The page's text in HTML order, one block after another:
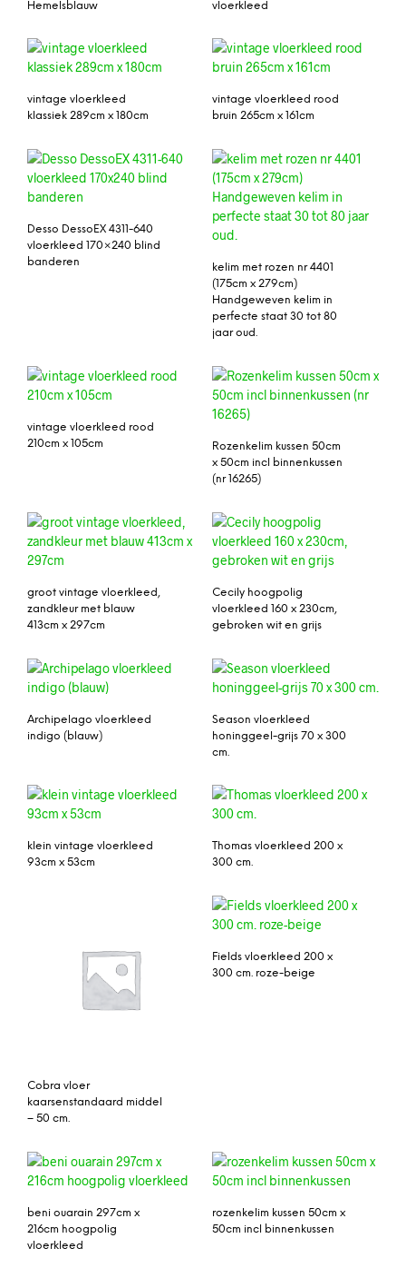
Hemelsblauw vloerkleed
vintage vloerkleed
klassiek 289cm x 180cm
vintage vloerkleed rood
bruin 265cm x 161cm
Desso DessoEX 4311-640
vloerkleed 170×240 blind
banderen
kelim met rozen nr 4401
(175cm x 279cm)
Handgeweven kelim in
perfecte staat 30 tot 80
jaar oud.
vintage vloerkleed rood
210cm x 105cm
Rozenkelim kussen 50cm
x 50cm incl binnenkussen
(nr 16265)
groot vintage vloerkleed,
zandkleur met blauw
413cm x 297cm
Cecily hoogpolig
vloerkleed 160 x 230cm,
gebroken wit en grijs
Archipelago vloerkleed
indigo (blauw)
Season vloerkleed
honinggeel-grijs 70 x 300
cm.
klein vintage vloerkleed
93cm x 53cm
Thomas vloerkleed 200 x
300 cm.
Cobra vloer
kaarsenstandaard middel
– 50 cm.
Fields vloerkleed 200 x
300 cm. roze-beige
beni ouarain 297cm x
216cm hoogpolig
vloerkleed
rozenkelim kussen 50cm x
50cm incl binnenkussen